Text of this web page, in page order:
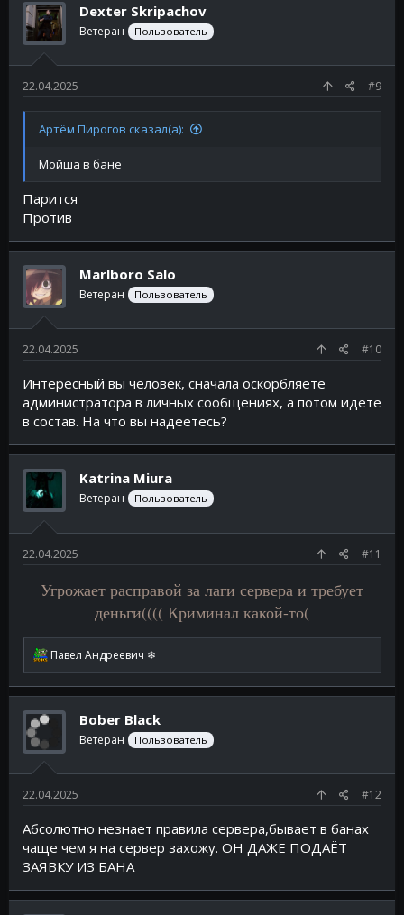
Dexter Skripachov
Ветеран Пользователь
22.04.2025 #9
Артём Пирогов сказал(а):
Мойша в бане
Парится
Против
Marlboro Salo
Ветеран Пользователь
22.04.2025 #10
Интересный вы человек, сначала оскорбляете
администратора в личных сообщениях, а потом идете
в состав. На что вы надеетесь?
Katrina Miura
Ветеран Пользователь
22.04.2025 #11
Угрожает расправой за лаги сервера и требует
деньги(((( Криминал какой-то(
Р
к
ц
и
:
Павел Андреевич ❄
Bober Black
Ветеран Пользователь
22.04.2025 #12
Абсолютно незнает правила сервера,бывает в банах
чаще чем я на сервер захожу. ОН ДАЖЕ ПОДАЁТ
ЗАЯВКУ ИЗ БАНА